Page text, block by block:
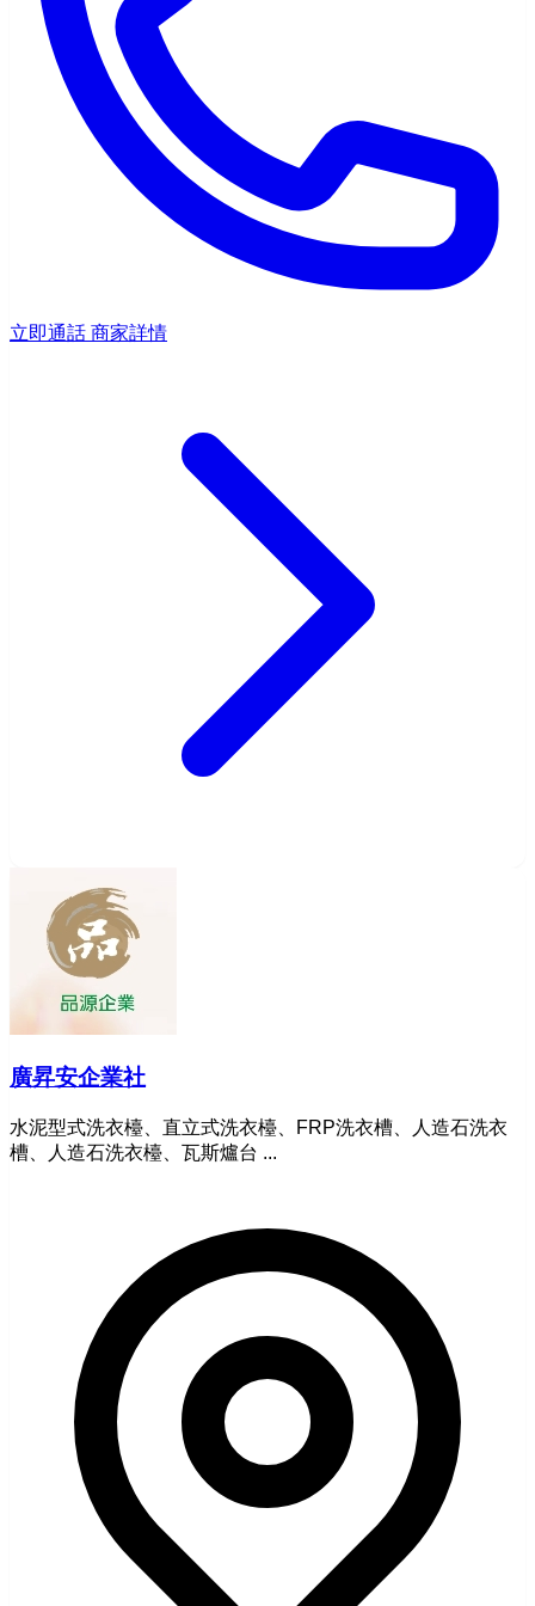
立即通話 商家詳情
廣昇安企業社
水泥型式洗衣檯、直立式洗衣檯、FRP洗衣槽、人造石洗衣
槽、人造石洗衣檯、瓦斯爐台 ...